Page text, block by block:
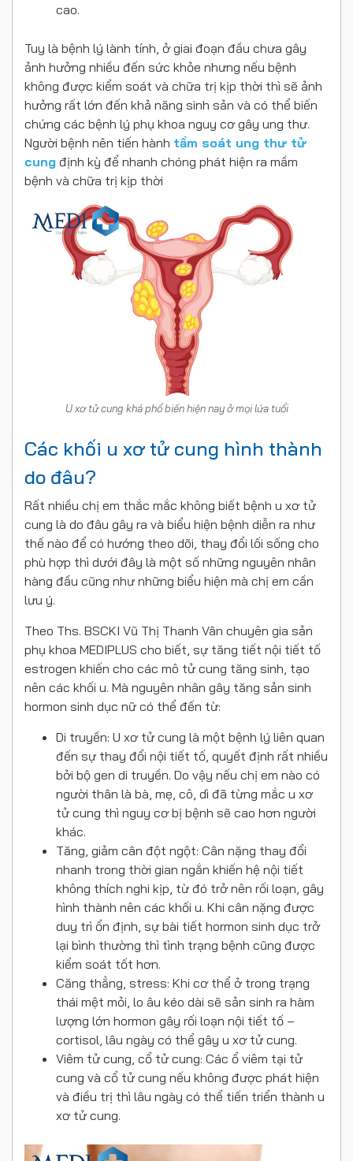
cao.
Tuy là bệnh lý lành tính, ở giai đoạn đầu chưa gây
ảnh hưởng nhiều đến sức khỏe nhưng nếu bệnh
không được kiểm soát và chữa trị kịp thời thì sẽ ảnh
hưởng rất lớn đến khả năng sinh sản và có thể biến
chứng các bệnh lý phụ khoa nguy cơ gây ung thư.
Người bệnh nên tiến hành tầm soát ung thư tử
cung định kỳ để nhanh chóng phát hiện ra mầm
bệnh và chữa trị kịp thời
U xơ tử cung khá phổ biến hiện nay ở mọi lứa tuổi
Các khối u xơ tử cung hình thành
do đâu?
Rất nhiều chị em thắc mắc không biết bệnh u xơ tử
cung là do đâu gây ra và biểu hiện bệnh diễn ra như
thế nào để có hướng theo dõi, thay đổi lối sống cho
phù hợp thì dưới đây là một số những nguyên nhân
hàng đầu cũng như những biểu hiện mà chị em cần
lưu ý.
Theo Ths. BSCKI Vũ Thị Thanh Vân chuyên gia sản
phụ khoa MEDIPLUS cho biết, sự tăng tiết nội tiết tố
estrogen khiến cho các mô tử cung tăng sinh, tạo
nên các khối u. Mà nguyên nhân gây tăng sản sinh
hormon sinh dục nữ có thể đến từ:
Di truyền: U xơ tử cung là một bệnh lý liên quan
đến sự thay đổi nội tiết tố, quyết định rất nhiều
bởi bộ gen di truyền. Do vậy nếu chị em nào có
người thân là bà, mẹ, cô, dì đã từng mắc u xơ
tử cung thì nguy cơ bị bệnh sẽ cao hơn người
khác.
Tăng, giảm cân đột ngột: Cân nặng thay đổi
nhanh trong thời gian ngắn khiến hệ nội tiết
không thích nghi kịp, từ đó trở nên rối loạn, gây
hình thành nên các khối u. Khi cân nặng được
duy trì ổn định, sự bài tiết hormon sinh dục trở
lại bình thường thì tình trạng bệnh cũng được
kiểm soát tốt hơn.
Căng thẳng, stress: Khi cơ thể ở trong trạng
thái mệt mỏi, lo âu kéo dài sẽ sản sinh ra hàm
lượng lớn hormon gây rối loạn nội tiết tố –
cortisol, lâu ngày có thể gây u xơ tử cung.
Viêm tử cung, cổ tử cung: Các ổ viêm tại tử
cung và cổ tử cung nếu không được phát hiện
và điều trị thì lâu ngày có thể tiến triển thành u
xơ tử cung.